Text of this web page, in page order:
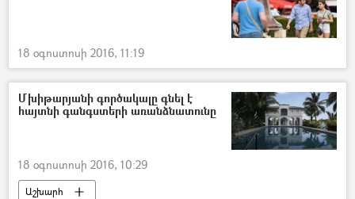
18 օգոստոսի 2016, 11:19
Մխիթարյանի գործակալը գնել է
հայտնի գանգստերի առանձնատունը
18 օգոստոսի 2016, 10:29
Աշխարհ